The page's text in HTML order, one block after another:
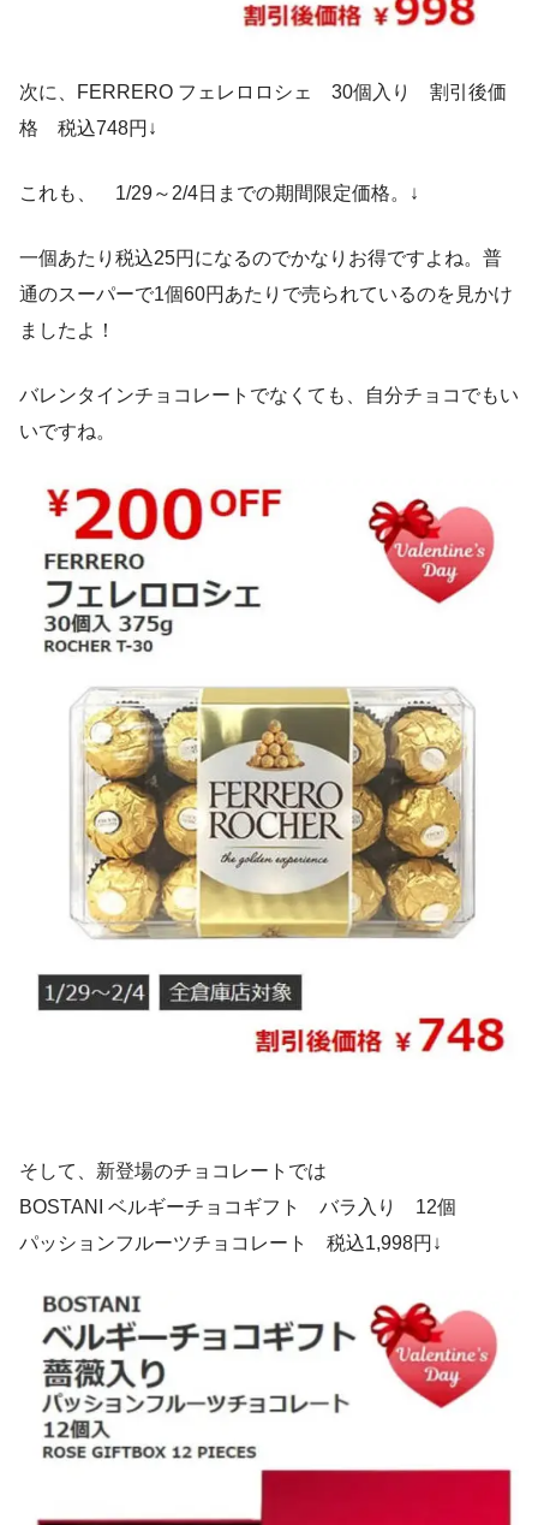
次に、FERRERO フェレロロシェ 30個入り 割引後価
格 税込748円↓
これも、 1/29～2/4日までの期間限定価格。↓
一個あたり税込25円になるのでかなりお得ですよね。普
通のスーパーで1個60円あたりで売られているのを見かけ
ましたよ！
バレンタインチョコレートでなくても、自分チョコでもい
いですね。
そして、新登場のチョコレートでは
BOSTANI ベルギーチョコギフト バラ入り 12個
パッションフルーツチョコレート 税込1,998円↓